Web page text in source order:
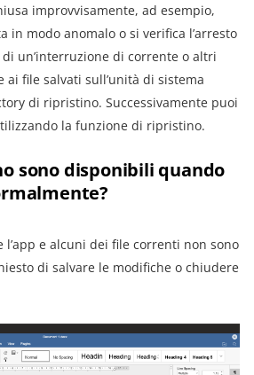
improvvisamente, ad esempio,
in modo anomalo o si verifica l’arresto
un’interruzione di corrente o altri
file salvati sull’unità di sistema
di ripristino. Successivamente puoi
la funzione di ripristino.
sono disponibili quando
l’app e alcuni dei file correnti non sono
di salvare le modifiche o chiudere